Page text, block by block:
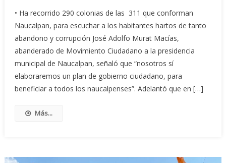
• Ha recorrido 290 colonias de las 311 que conforman
Naucalpan, para escuchar a los habitantes hartos de tanto
abandono y corrupción José Adolfo Murat Macías,
abanderado de Movimiento Ciudadano a la presidencia
municipal de Naucalpan, señaló que “nosotros sí
elaboraremos un plan de gobierno ciudadano, para
beneficiar a todos los naucalpenses”. Adelantó que en […]
Más...